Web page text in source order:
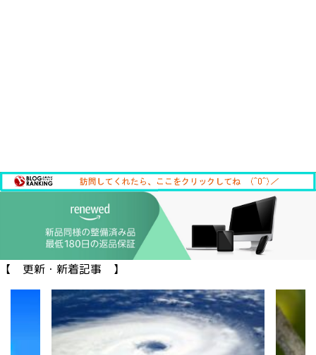
【 更新・新着記事 】